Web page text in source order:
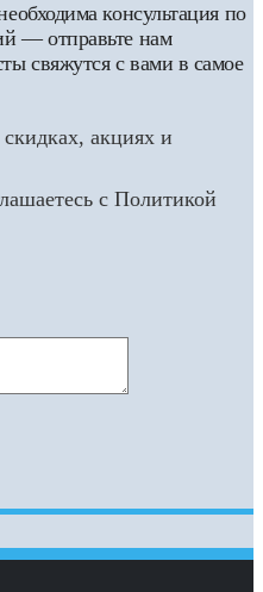
консультация по
— отправьте нам
свяжутся с вами в самое
акциях и
с Политикой